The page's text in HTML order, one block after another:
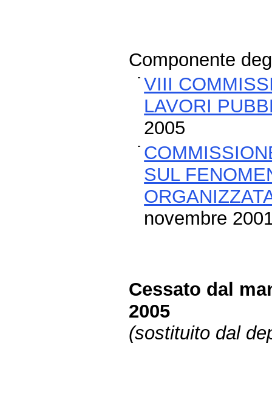
Componente
VIII
LAVORI
2005
SUL
novembre
Cessato dal
2005
(sostituito dal